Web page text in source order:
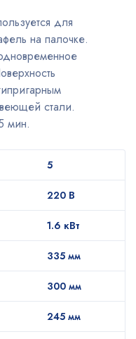
для
на палочке.
стали.
мин.
5
220 В
1.6 кВт
335 мм
300 мм
245 мм